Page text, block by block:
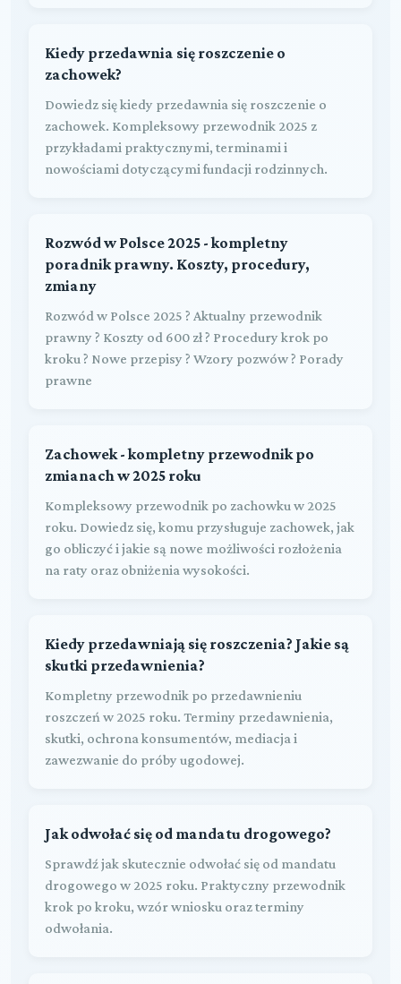
Kiedy przedawnia się roszczenie o
zachowek?
Dowiedz się kiedy przedawnia się roszczenie o
zachowek. Kompleksowy przewodnik 2025 z
przykładami praktycznymi, terminami i
nowościami dotyczącymi fundacji rodzinnych.
Rozwód w Polsce 2025 - kompletny
poradnik prawny. Koszty, procedury,
zmiany
Rozwód w Polsce 2025 ? Aktualny przewodnik
prawny ? Koszty od 600 zł ? Procedury krok po
kroku ? Nowe przepisy ? Wzory pozwów ? Porady
prawne
Zachowek - kompletny przewodnik po
zmianach w 2025 roku
Kompleksowy przewodnik po zachowku w 2025
roku. Dowiedz się, komu przysługuje zachowek, jak
go obliczyć i jakie są nowe możliwości rozłożenia
na raty oraz obniżenia wysokości.
Kiedy przedawniają się roszczenia? Jakie są
skutki przedawnienia?
Kompletny przewodnik po przedawnieniu
roszczeń w 2025 roku. Terminy przedawnienia,
skutki, ochrona konsumentów, mediacja i
zawezwanie do próby ugodowej.
Jak odwołać się od mandatu drogowego?
Sprawdź jak skutecznie odwołać się od mandatu
drogowego w 2025 roku. Praktyczny przewodnik
krok po kroku, wzór wniosku oraz terminy
odwołania.